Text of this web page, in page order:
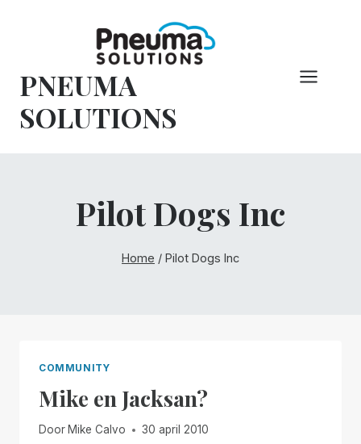
PNEUMA
SOLUTIONS
Pilot Dogs Inc
Home / Pilot Dogs Inc
COMMUNITY
Mike en Jacksan?
Door Mike Calvo 30 april 2010